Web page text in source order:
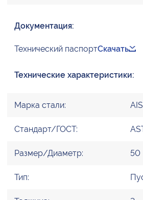
Документация:
Технический паспортСкачать
Технические характеристики:
Марка стали:
Стандарт/ГОСТ:
Размер/Диаметр: 50
Тип: